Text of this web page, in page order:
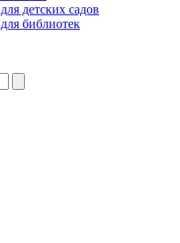
детских садов
библиотек